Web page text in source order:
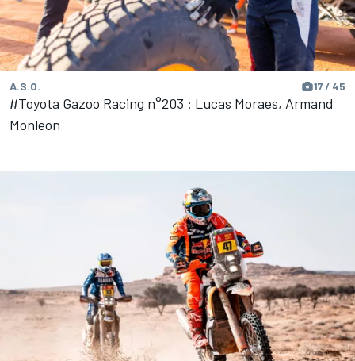
A.S.O. 17 / 45
#Toyota Gazoo Racing n°203 : Lucas Moraes, Armand
Monleon